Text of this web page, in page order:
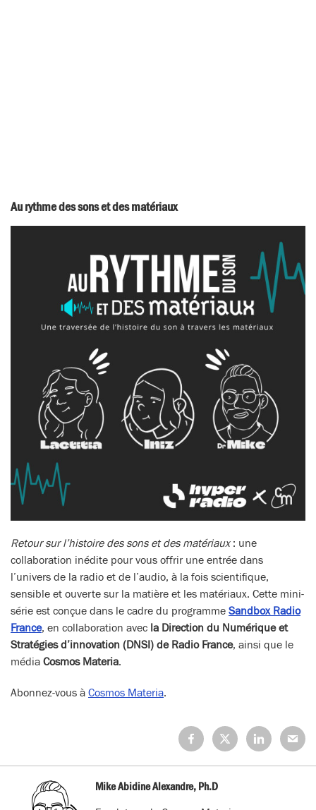
Au rythme des sons et des matériaux
Retour sur l’histoire des sons et des matériaux: une
collaboration inédite pour vous offrir une entrée dans
l’univers de la radio et de l’audio, à la fois scientifique,
sensible et ouverte sur la matière et les matériaux. Cette mini-
série est conçue dans le cadre du programme Sandbox Radio
France, en collaboration avec la Direction du Numérique et
Stratégies d’innovation (DNSI) de Radio France, ainsi que le
média Cosmos Materia.
Abonnez-vous à Cosmos Materia.
Partagez
sur
Facebook
Partagez
sur
X
(Twitter)
Partagez
sur
LinkedIn
sur
Mail
Mike Abidine Alexandre, Ph.D